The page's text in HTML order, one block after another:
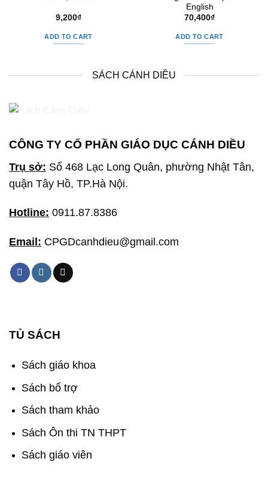
9,200₫
ADD TO CART
English
70,400₫
ADD TO CART
SÁCH CÁNH DIỀU
CÔNG TY CỔ PHẦN GIÁO DỤC CÁNH DIỀU
Trụ sở: Số 468 Lạc Long Quân, phường Nhật Tân,
quận Tây Hồ, TP.Hà Nội.
Hotline: 0911.87.8386
Email: CPGDcanhdieu@gmail.com
TỦ SÁCH
Sách giáo khoa
Sách bổ trợ
Sách tham khảo
Sách Ôn thi TN THPT
Sách giáo viên